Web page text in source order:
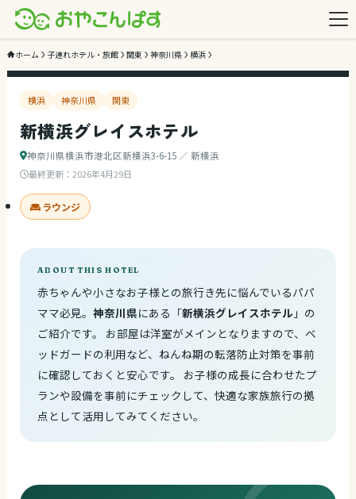
ホーム 子連れホテル・旅館 関東 神奈川県 横浜
横浜 神奈川県 関東
新横浜グレイスホテル
神奈川県横浜市港北区新横浜3-6-15 ／ 新横浜
最終更新： 2026年4月29日
ラウンジ
ABOUT THIS HOTEL
赤ちゃんや小さなお子様との旅行き先に悩んでいるパパ
ママ必見。 神奈川県にある「新横浜グレイスホテル 」の
ご紹介です。 お部屋は洋室がメインとなりますので、ベ
ッドガードの利用など、ねんね期の転落防止対策を事前
に確認しておくと安心です。 お子様の成長に合わせたプ
ランや設備を事前にチェックして、快適な家族旅行の拠
点として活用してみてください。